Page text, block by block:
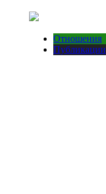
Отношения
Публикации